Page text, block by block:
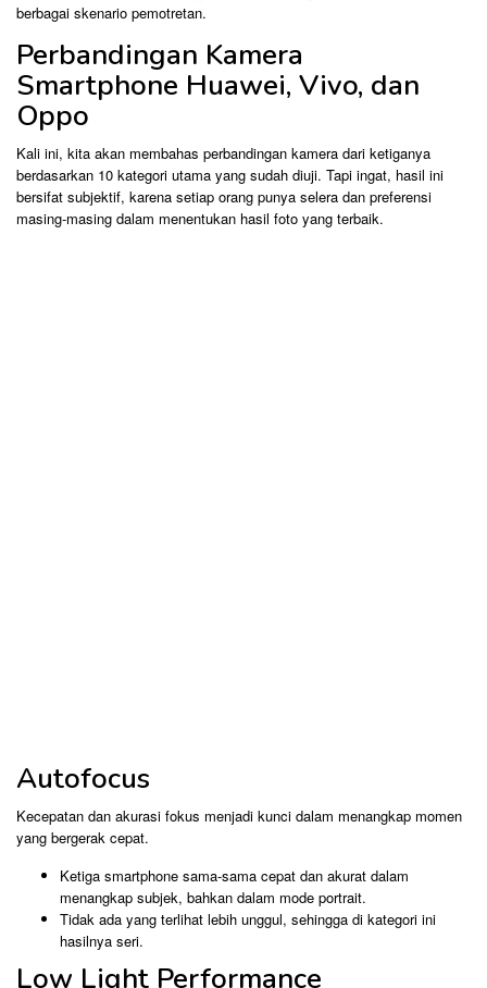
berbagai skenario pemotretan.
Perbandingan Kamera
Smartphone Huawei, Vivo, dan
Oppo
Kali ini, kita akan membahas perbandingan kamera dari ketiganya
berdasarkan 10 kategori utama yang sudah diuji. Tapi ingat, hasil ini
bersifat subjektif, karena setiap orang punya selera dan preferensi
masing-masing dalam menentukan hasil foto yang terbaik.
Autofocus
Kecepatan dan akurasi fokus menjadi kunci dalam menangkap momen
yang bergerak cepat.
Ketiga smartphone sama-sama cepat dan akurat dalam
menangkap subjek, bahkan dalam mode portrait.
Tidak ada yang terlihat lebih unggul, sehingga di kategori ini
hasilnya seri.
Low Light Performance